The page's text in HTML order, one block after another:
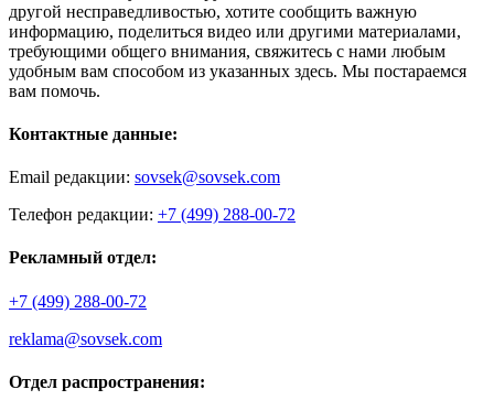
другой несправедливостью, хотите сообщить важную
информацию, поделиться видео или другими материалами,
требующими общего внимания, свяжитесь с нами любым
удобным вам способом из указанных здесь. Мы постараемся
вам помочь.
Контактные данные:
Email редакции: sovsek@sovsek.com
Телефон редакции: +7 (499) 288-00-72
Рекламный отдел:
+7 (499) 288-00-72
reklama@sovsek.com
Отдел распространения: